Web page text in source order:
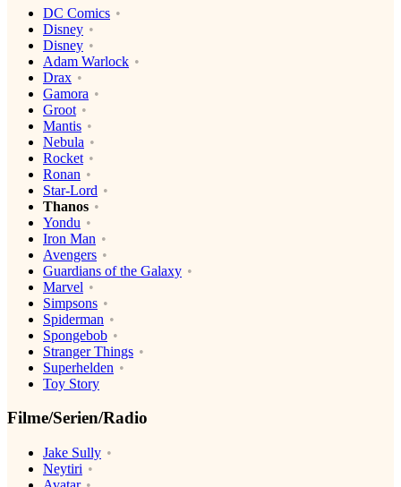
DC Comics
Disney
Disney
Adam Warlock
Drax
Gamora
Groot
Mantis
Nebula
Rocket
Ronan
Star-Lord
Thanos
Yondu
Iron Man
Avengers
Guardians of the Galaxy
Marvel
Simpsons
Spiderman
Spongebob
Stranger Things
Superhelden
Toy Story
Filme/Serien/Radio
Jake Sully
Neytiri